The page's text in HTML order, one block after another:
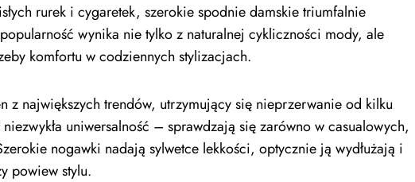
rurek i cygaretek, szerokie spodnie damskie triumfalnie
wynika nie tylko z naturalnej cykliczności mody, ale
komfortu w codziennych stylizacjach.
z największych trendów, utrzymujący się nieprzerwanie od kilku
uniwersalność – sprawdzają się zarówno w casualowych,
nogawki nadają sylwetce lekkości, optycznie ją wydłużają i
powiew stylu.